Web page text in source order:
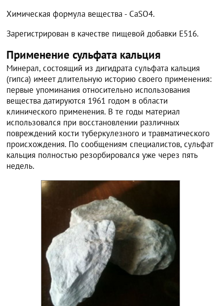
Химическая формула вещества - CaSO4.
Зарегистрирован в качестве пищевой добавки Е516.
Применение сульфата кальция
Минерал, состоящий из дигидрата сульфата кальция
(гипса) имеет длительную историю своего применения:
первые упоминания относительно использования
вещества датируются 1961 годом в области
клинического применения. В те годы материал
использовался при восстановлении различных
повреждений кости туберкулезного и травматического
происхождения. По сообщениям специалистов, сульфат
кальция полностью резорбировался уже через пять
недель.